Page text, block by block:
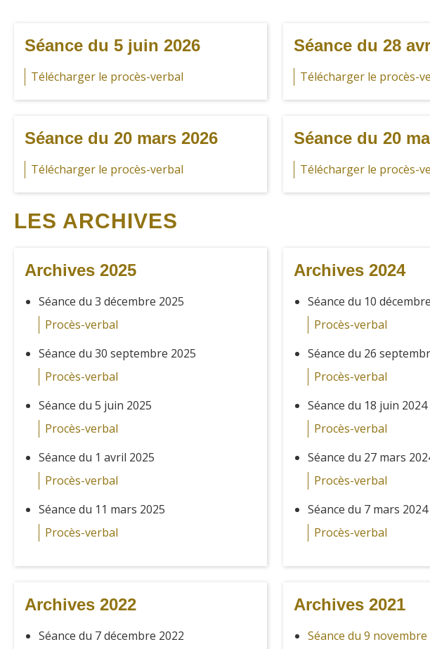
Séance du 5 juin 2026
Télécharger le procès-verbal
Séance du 28
Télécharger le procès-
Séance du 20 mars 2026
Télécharger le procès-verbal
Séance du 20
Télécharger le procès-
LES ARCHIVES
Archives 2025
Séance du 3 décembre 2025
Procès-verbal
Séance du 30 septembre 2025
Procès-verbal
Séance du 5 juin 2025
Procès-verbal
Séance du 1 avril 2025
Procès-verbal
Séance du 11 mars 2025
Procès-verbal
Archives 2024
Séance du 10
Procès-verbal
Séance du 26
Procès-verbal
Séance du 18 juin 2024
Procès-verbal
Séance du 27 mars
Procès-verbal
Séance du 7 mars 2024
Procès-verbal
Archives 2022
Séance du 7 décembre 2022
Archives 2021
Séance du 9 novembre